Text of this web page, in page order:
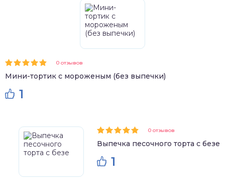
0 отзывов
Мини-тортик с мороженым (без выпечки)
1
0 отзывов
Выпечка песочного торта с безе
1